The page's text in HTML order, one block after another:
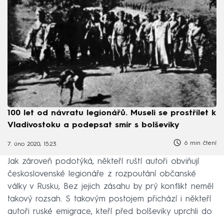
100 let od návratu legionářů. Museli se prostřílet k
Vladivostoku a podepsat smír s bolševiky
7. úno 2020, 15:23 6 min čtení
Jak zároveň podotýká, někteří ruští autoři obviňují
československé legionáře z rozpoutání občanské
války v Rusku, Bez jejich zásahu by prý konflikt neměl
takový rozsah. S takovým postojem přichází i někteří
autoři ruské emigrace, kteří před bolševiky uprchli do